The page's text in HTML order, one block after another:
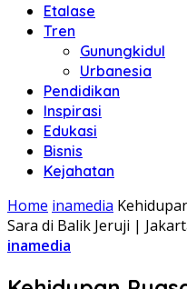
Etalase
Tren
Gunungkidul
Urbanesia
Pendidikan
Inspirasi
Edukasi
Bisnis
Kejahatan
Home inamedia
Sara di Balik Jeruji |
inamedia